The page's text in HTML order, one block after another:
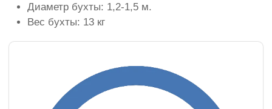
Диаметр бухты: 1,2-1,5 м.
Вес бухты: 13 кг